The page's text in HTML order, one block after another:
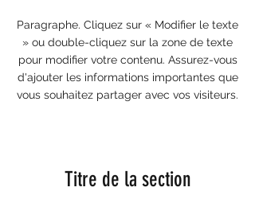
Paragraphe. Cliquez sur « Modifier le texte
» ou double-cliquez sur la zone de texte
pour modifier votre contenu. Assurez-vous
d'ajouter les informations importantes que
vous souhaitez partager avec vos visiteurs.
Titre de la section